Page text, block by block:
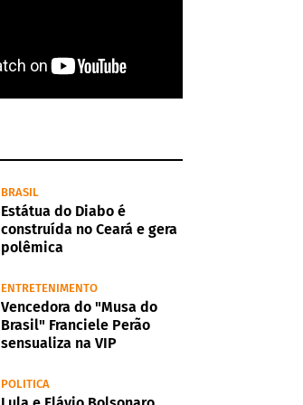
BRASIL
Estátua do Diabo é
construída no Ceará e gera
polêmica
ENTRETENIMENTO
Vencedora do "Musa do
Brasil" Franciele Perão
sensualiza na VIP
POLITICA